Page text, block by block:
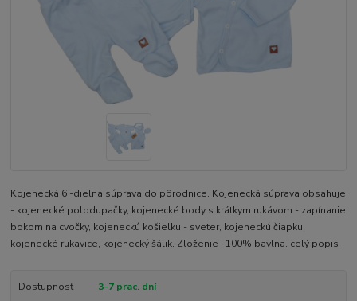
Kojenecká 6 -dielna súprava do pôrodnice. Kojenecká súprava obsahuje
- kojenecké polodupačky, kojenecké body s krátkym rukávom - zapínanie
bokom na cvočky, kojeneckú košielku - sveter, kojeneckú čiapku,
kojenecké rukavice, kojenecký šálik. Zloženie : 100% bavlna. celý popis
Dostupnosť
3-7 prac. dní